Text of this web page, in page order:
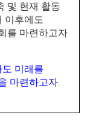
및 현재 활동
이후에도
를 마련하고자
미래를
마련하고자